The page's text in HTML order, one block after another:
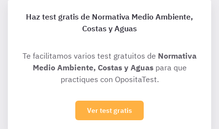
Haz test gratis de Normativa Medio Ambiente,
Costas y Aguas
Te facilitamos varios test gratuitos de Normativa
Medio Ambiente, Costas y Aguaspara que
practiques con OpositaTest.
Ver test gratis